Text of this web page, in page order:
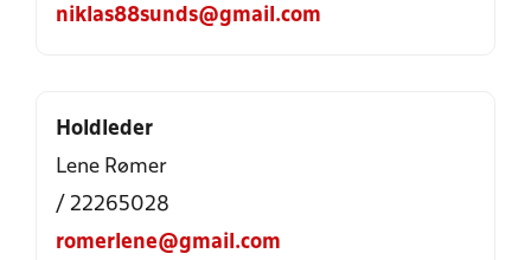
niklas88sunds@gmail.com
Holdleder
Lene Rømer
/ 22265028
romerlene@gmail.com